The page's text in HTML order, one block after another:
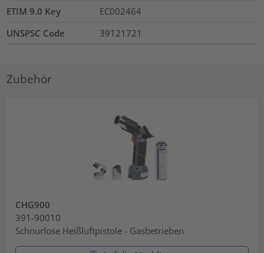
ETIM 9.0 Key
EC002464
UNSPSC Code
39121721
Zubehör
CHG900
391-90010
Schnurlose Heißluftpistole - Gasbetrieben